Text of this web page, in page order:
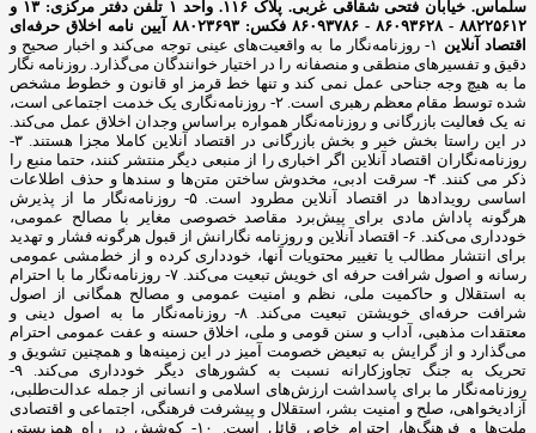
سلماس. خیابان فتحی شقاقی غربی. پلاک ۱۱۶. واحد ۱
تلفن دفتر مرکزی: ۱۳ و
۸۸۲۲۵۶۱۲ - ۸۶۰۹۳۶۲۸ - ۸۶۰۹۳۷۸۶ فکس: ۸۸۰۲۳۶۹۳
آیین نامه اخلاق حرفه‌ای
اقتصاد آنلاین
۱- روزنامه‌نگار ما به واقعیت‌های عینی توجه می‌کند و اخبار صحیح و
دقیق و تفسیرهای منطقی و منصفانه را در اختیار خوانندگان می‌گذارد. روزنامه نگار
ما به هیچ وجه جناحی عمل نمی کند و تنها خط قرمز او قانون و خطوط مشخص
شده توسط مقام معظم رهبری است. ۲- روزنامه‌نگاری یک خدمت اجتماعی است،
نه یک فعالیت بازرگانی و روزنامه‌نگار همواره براساس وجدان اخلاق عمل می‌کند.
در این راستا بخش خبر و بخش بازرگانی در اقتصاد آنلاین کاملا مجزا هستند. ۳-
روزنامه‌نگاران اقتصاد آنلاین اگر اخباری را از منبعی دیگر منتشر کنند، حتما منبع را
ذکر می کنند. ۴- سرقت ادبی، مخدوش ساختن متن‌ها و سندها و حذف اطلاعات
اساسی رویدادها در اقتصاد آنلاین مطرود است. ۵- روزنامه‌نگار ما از پذیرش
هرگونه پاداش مادی برای پیش‌برد مقاصد خصوصی مغایر با مصالح عمومی،
خودداری می‌کند. ۶- اقتصاد آنلاین و روزنامه نگارانش از قبول هرگونه فشار و تهدید
برای انتشار مطالب یا تغییر محتویات آنها، خودداری کرده و از خط‌مشی عمومی
رسانه و اصول شرافت حرفه ای خویش تبعیت می‌کند. ۷- روزنامه‌نگار ما با احترام
به استقلال و حاکمیت ملی، نظم و امنیت عمومی و مصالح همگانی از اصول
شرافت حرفه‌ای خویشتن تبعیت می‌کند. ۸- روزنامه‌نگار ما به اصول دینی و
معتقدات مذهبی، آداب و سنن قومی و ملی، اخلاق حسنه و عفت عمومی احترام
می‌گذارد و از گرایش به تبعیض خصومت آمیز در این زمینه‌ها و همچنین تشویق و
تحریک به جنگ تجاوزکارانه نسبت به کشورهای دیگر خودداری می‌کند. ۹-
روزنامه‌نگار ما برای پاسداشت ارزش‌های اسلامی و انسانی از جمله عدالت‌طلبی،
آزادیخواهی، صلح و امنیت بشر، استقلال و پیشرفت فرهنگی، اجتماعی و اقتصادی
ملت‌ها و فرهنگ‌ها، احترام خاص قائل است. ۱۰- کوشش در راه همزیستی